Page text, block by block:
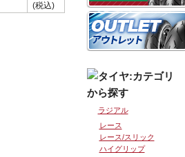
(税込)
ラジアル
レース
レース/スリック
ハイグリップ